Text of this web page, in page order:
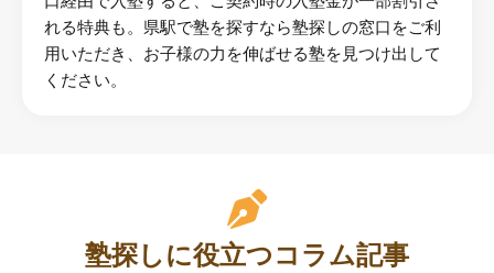
れる特典も。県駅で塾を探すなら塾探しの窓口をご利
用いただき、お子様の力を伸ばせる塾を見つけ出して
ください。
塾探しに役立つコラム記事